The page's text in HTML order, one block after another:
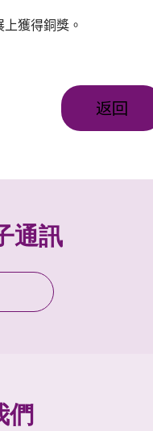
獲得銅獎。
返回
通訊
們